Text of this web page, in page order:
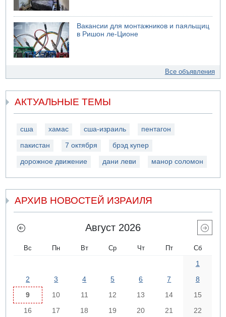
Вакансии для монтажников и паяльщиц
в Ришон ле-Ционе
Все объявления
АКТУАЛЬНЫЕ ТЕМЫ
сша хамас сша-израиль пентагон
пакистан 7 октября брэд купер
дорожное движение дани леви манор соломон
АРХИВ НОВОСТЕЙ ИЗРАИЛЯ
Август 2026
Вс Пн Вт Ср Чт Пт Сб
1
2
3 4 5 6 7
8
9
10 11 12 13 14
15
16
17 18 19 20 21
22